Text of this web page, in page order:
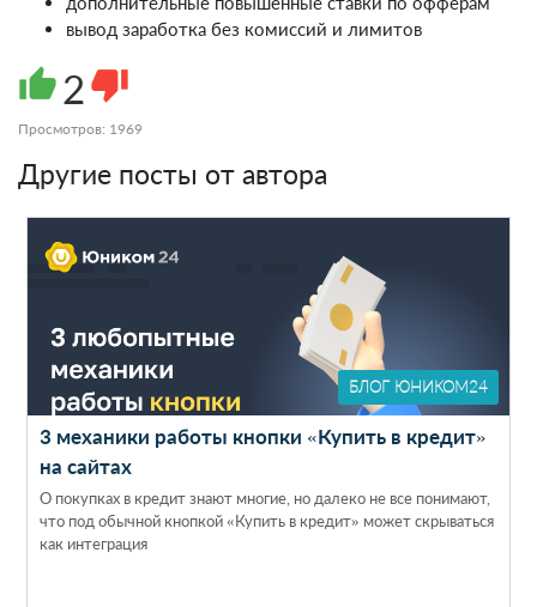
вывод заработка без комиссий и лимитов
thumb_up 2thumb_down
Просмотров: 1969
Другие посты от автора
БЛОГ ЮНИКОМ24
3 механики работы кнопки «Купить в кредит»
на сайтах
О покупках в кредит знают многие, но далеко не все понимают,
что под обычной кнопкой «Купить в кредит» может скрываться
как интеграция